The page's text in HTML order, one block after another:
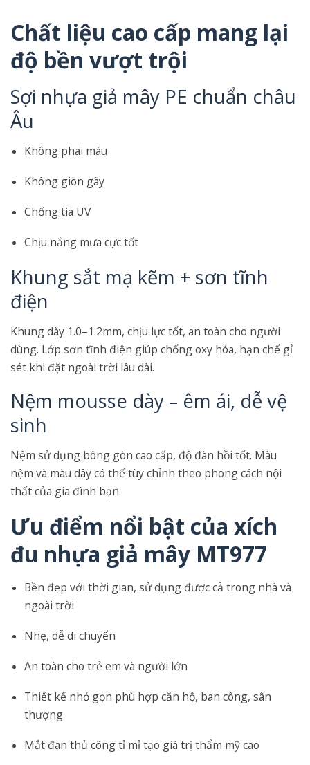
Chất liệu cao cấp mang lại
độ bền vượt trội
Sợi nhựa giả mây PE chuẩn châu
Âu
Không phai màu
Không giòn gãy
Chống tia UV
Chịu nắng mưa cực tốt
Khung sắt mạ kẽm + sơn tĩnh
điện
Khung dày 1.0–1.2mm, chịu lực tốt, an toàn cho người
dùng. Lớp sơn tĩnh điện giúp chống oxy hóa, hạn chế gỉ
sét khi đặt ngoài trời lâu dài.
Nệm mousse dày – êm ái, dễ vệ
sinh
Nệm sử dụng bông gòn cao cấp, độ đàn hồi tốt. Màu
nệm và màu dây có thể tùy chỉnh theo phong cách nội
thất của gia đình bạn.
Ưu điểm nổi bật của xích
đu nhựa giả mây MT977
Bền đẹp với thời gian, sử dụng được cả trong nhà và
ngoài trời
Nhẹ, dễ di chuyển
An toàn cho trẻ em và người lớn
Thiết kế nhỏ gọn phù hợp căn hộ, ban công, sân
thượng
Mắt đan thủ công tỉ mỉ tạo giá trị thẩm mỹ cao